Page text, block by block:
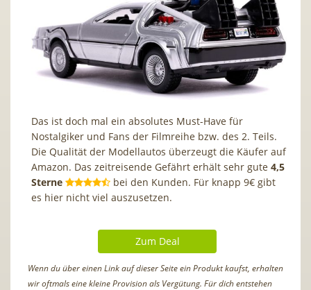
Das ist doch mal ein absolutes Must-Have für
Nostalgiker und Fans der Filmreihe bzw. des 2. Teils.
Die Qualität der Modellautos überzeugt die Käufer auf
Amazon. Das zeitreisende Gefährt erhält sehr gute 4,5
Sterne
bei den Kunden. Für knapp 9€ gibt
es hier nicht viel auszusetzen.
Zum Deal
Wenn du über einen Link auf dieser Seite ein Produkt kaufst, erhalten
wir oftmals eine kleine Provision als Vergütung. Für dich entstehen